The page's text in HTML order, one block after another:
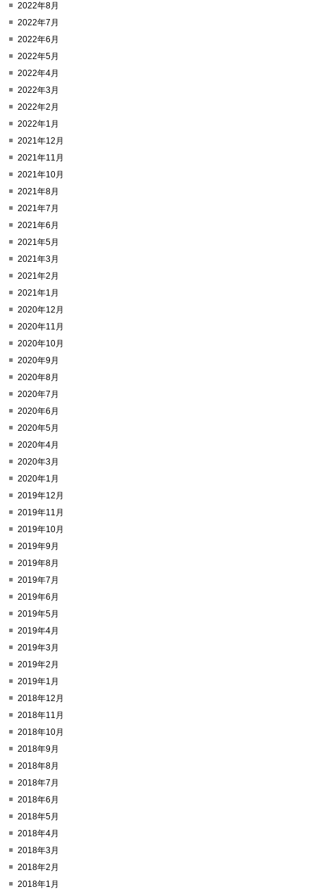
2022年8月
2022年7月
2022年6月
2022年5月
2022年4月
2022年3月
2022年2月
2022年1月
2021年12月
2021年11月
2021年10月
2021年8月
2021年7月
2021年6月
2021年5月
2021年3月
2021年2月
2021年1月
2020年12月
2020年11月
2020年10月
2020年9月
2020年8月
2020年7月
2020年6月
2020年5月
2020年4月
2020年3月
2020年1月
2019年12月
2019年11月
2019年10月
2019年9月
2019年8月
2019年7月
2019年6月
2019年5月
2019年4月
2019年3月
2019年2月
2019年1月
2018年12月
2018年11月
2018年10月
2018年9月
2018年8月
2018年7月
2018年6月
2018年5月
2018年4月
2018年3月
2018年2月
2018年1月